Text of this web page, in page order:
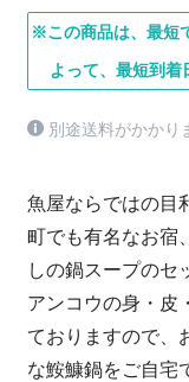
※この商品は、最短
よって、最短到着
別途送料がかかり
魚屋ならではの目
町でも有名なお宿
しの鍋スープのセ
アンコウの身・皮
ておりますので、
な鮟鱇鍋をご自宅